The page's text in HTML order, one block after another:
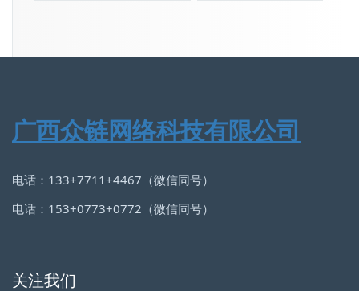
广西众链网络科技有限公司
电话：133+7711+4467（微信同号）
电话：153+0773+0772（微信同号）
关注我们